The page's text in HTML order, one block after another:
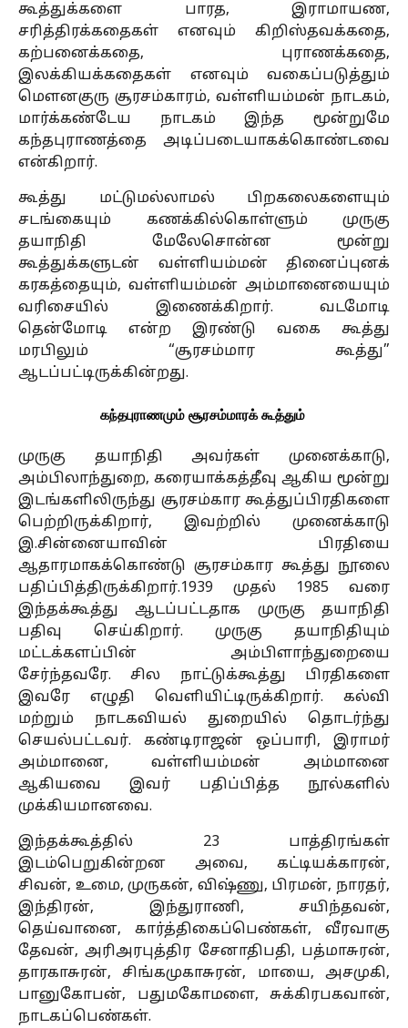
கூத்துக்களை பாரத, இராமாயண,
சரித்திரக்கதைகள் எனவும் கிறிஸ்தவக்கதை,
கற்பனைக்கதை, புராணக்கதை,
இலக்கியக்கதைகள் எனவும் வகைப்படுத்தும்
மௌனகுரு சூரசம்காரம், வள்ளியம்மன் நாடகம்,
மார்க்கண்டேய நாடகம் இந்த மூன்றுமே
கந்தபுராணத்தை அடிப்படையாகக்கொண்டவை
என்கிறார்.
கூத்து மட்டுமல்லாமல் பிறகலைகளையும்
சடங்கையும் கணக்கில்கொள்ளும் முருகு
தயாநிதி மேலேசொன்ன மூன்று
கூத்துக்களுடன் வள்ளியம்மன் தினைப்புனக்
கரகத்தையும், வள்ளியம்மன் அம்மானையையும்
வரிசையில் இணைக்கிறார். வடமோடி
தென்மோடி என்ற இரண்டு வகை கூத்து
மரபிலும் “சூரசம்மார கூத்து”
ஆடப்பட்டிருக்கின்றது.
கந்தபுராணமும் சூரசம்மாரக் கூத்தும்
முருகு தயாநிதி அவர்கள் முனைக்காடு,
அம்பிலாந்துறை, கரையாக்கத்தீவு ஆகிய மூன்று
இடங்களிலிருந்து சூரசம்கார கூத்துப்பிரதிகளை
பெற்றிருக்கிறார், இவற்றில் முனைக்காடு
இ.சின்னையாவின் பிரதியை
ஆதாரமாகக்கொண்டு சூரசம்கார கூத்து நூலை
பதிப்பித்திருக்கிறார்.1939 முதல் 1985 வரை
இந்தக்கூத்து ஆடப்பட்டதாக முருகு தயாநிதி
பதிவு செய்கிறார். முருகு தயாநிதியும்
மட்டக்களப்பின் அம்பிளாந்துறையை
சேர்ந்தவரே. சில நாட்டுக்கூத்து பிரதிகளை
இவரே எழுதி வெளியிட்டிருக்கிறார். கல்வி
மற்றும் நாடகவியல் துறையில் தொடர்ந்து
செயல்பட்டவர். கண்டிராஜன் ஒப்பாரி, இராமர்
அம்மானை, வள்ளியம்மன் அம்மானை
ஆகியவை இவர் பதிப்பித்த நூல்களில்
முக்கியமானவை.
இந்தக்கூத்தில் 23 பாத்திரங்கள்
இடம்பெறுகின்றன அவை, கட்டியக்காரன்,
சிவன், உமை, முருகன், விஷ்ணு, பிரமன், நாரதர்,
இந்திரன், இந்துராணி, சயிந்தவன்,
தெய்வானை, கார்த்திகைப்பெண்கள், வீரவாகு
தேவன், அரிஅரபுத்திர சேனாதிபதி, பத்மாசுரன்,
தாரகாசுரன், சிங்கமுகாசுரன், மாயை, அசமுகி,
பானுகோபன், பதுமகோமளை, சுக்கிரபகவான்,
நாடகப்பெண்கள்.